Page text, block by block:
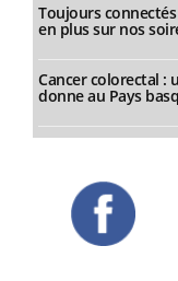
Toujours
en plus sur nos
Cancer colorectal :
donne au Pays